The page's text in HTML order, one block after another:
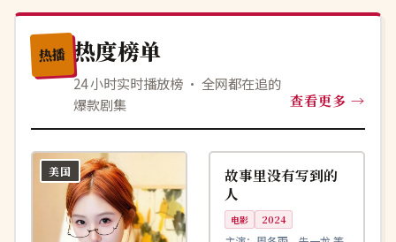
热播 热度榜单
24 小时实时播放榜 · 全网都在追的
爆款剧集
查看更多
美国 中国
99:47
故事里没有写到的
人
电影 2024